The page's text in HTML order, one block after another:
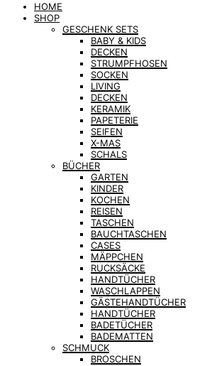
HOME
SHOP
GESCHENK SETS
BABY & KIDS
DECKEN
STRUMPFHOSEN
SOCKEN
LIVING
DECKEN
KERAMIK
PAPETERIE
SEIFEN
X-MAS
SCHALS
BÜCHER
GARTEN
KINDER
KOCHEN
REISEN
TASCHEN
BAUCHTASCHEN
CASES
MÄPPCHEN
RUCKSÄCKE
HANDTÜCHER
WASCHLAPPEN
GÄSTEHANDTÜCHER
HANDTÜCHER
BADETÜCHER
BADEMATTEN
SCHMUCK
BROSCHEN